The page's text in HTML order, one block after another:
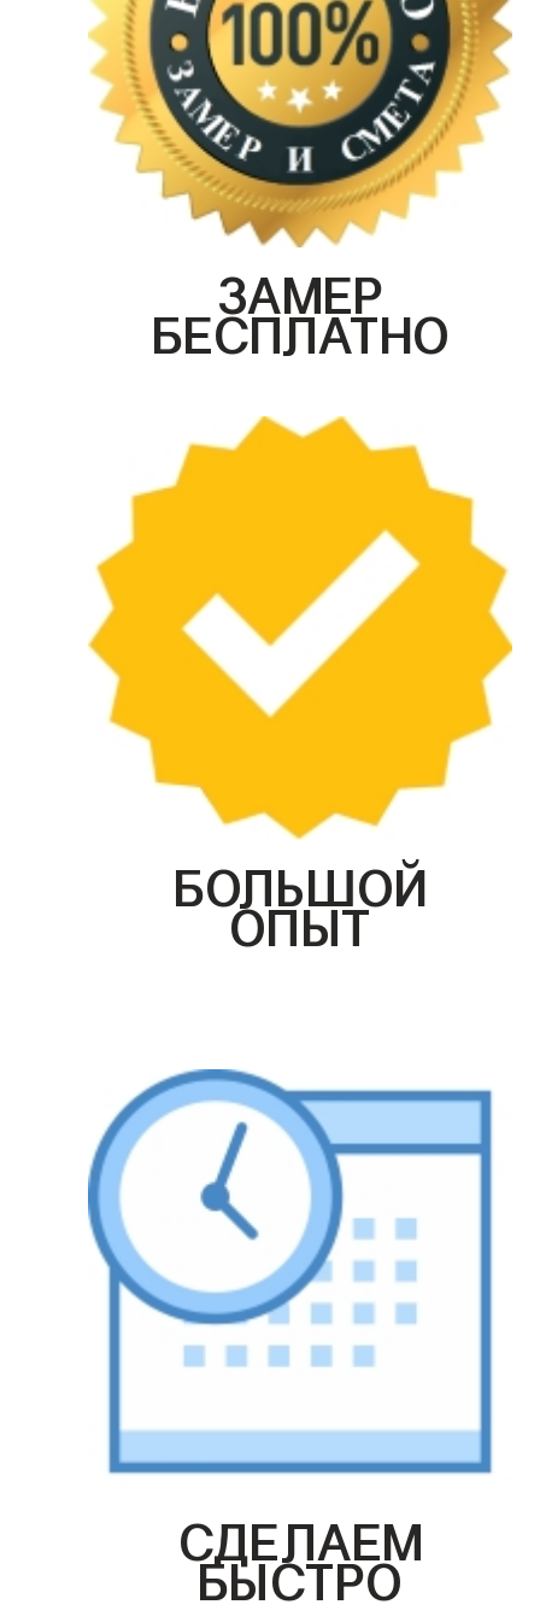
ЗАМЕР
БЕСПЛАТНО
БОЛЬШОЙ
ОПЫТ
СДЕЛАЕМ
БЫСТРО